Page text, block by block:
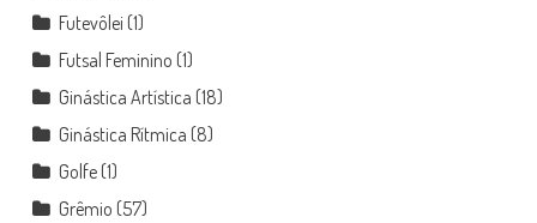
Futevôlei (1)
Futsal Feminino (1)
Ginástica Artística (18)
Ginástica Rítmica (8)
Golfe(1)
Grêmio (57)